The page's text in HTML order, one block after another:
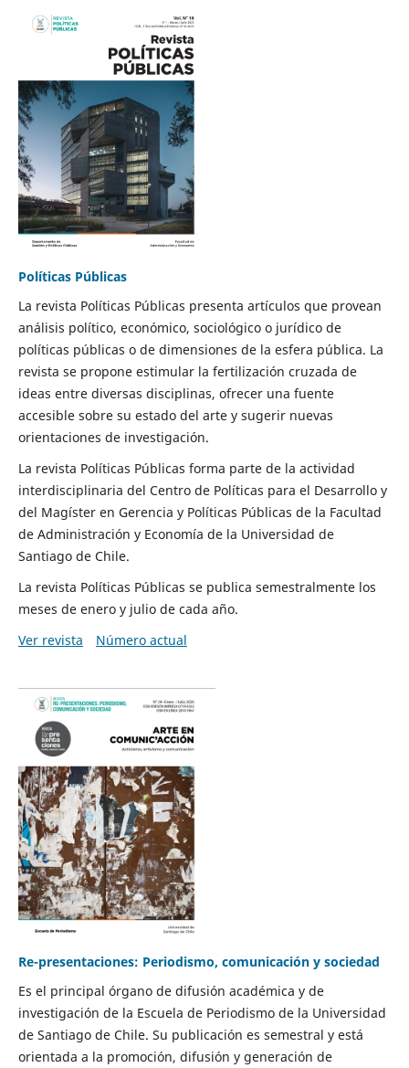
Políticas Públicas
La revista Políticas Públicas presenta artículos que provean
análisis político, económico, sociológico o jurídico de
políticas públicas o de dimensiones de la esfera pública. La
revista se propone estimular la fertilización cruzada de
ideas entre diversas disciplinas, ofrecer una fuente
accesible sobre su estado del arte y sugerir nuevas
orientaciones de investigación.
La revista Políticas Públicas forma parte de la actividad
interdisciplinaria del Centro de Políticas para el Desarrollo y
del Magíster en Gerencia y Políticas Públicas de la Facultad
de Administración y Economía de la Universidad de
Santiago de Chile.
La revista Políticas Públicas se publica semestralmente los
meses de enero y julio de cada año.
Ver revista
Número actual
Re-presentaciones: Periodismo, comunicación y sociedad
Es el principal órgano de difusión académica y de
investigación de la Escuela de Periodismo de la Universidad
de Santiago de Chile. Su publicación es semestral y está
orientada a la promoción, difusión y generación de